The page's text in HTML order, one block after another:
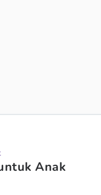
Anak